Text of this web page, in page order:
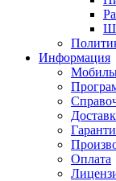
Информация
Оплата